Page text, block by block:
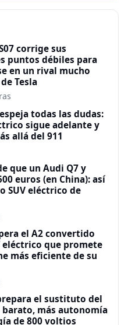
corrige sus
puntos débiles para
en un rival mucho
Tesla
todas las dudas:
sigue adelante y
allá del 911
que un Audi Q7 y
euros (en China): así
SUV eléctrico de
el A2 convertido
eléctrico que promete
más eficiente de su
el sustituto del
barato, más autonomía
de 800 voltios